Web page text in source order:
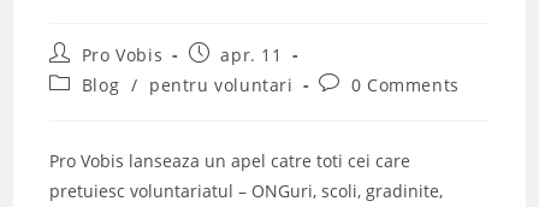
Post
author:
Pro Vobis
Post
published:
apr. 11
PostBlog / pentru voluntari
Post0 Comments
Pro Vobis lanseaza un apel catre toti cei care
pretuiesc voluntariatul – ONGuri, scoli, gradinite,